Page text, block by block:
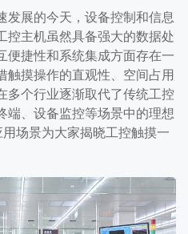
发展的今天，设备控制和信息
控主机虽然具备强大的数据处
便捷性和系统集成方面存在一
触摸操作的直观性、空间占用
多个行业逐渐取代了传统工控
端、设备监控等场景中的理想
场景为大家揭晓工控触摸一